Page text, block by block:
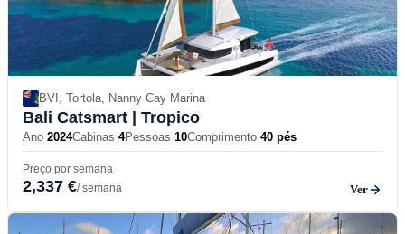
BVI, Tortola, Nanny Cay Marina
Bali Catsmart | Tropico
Ano 2024Cabinas 4Pessoas 10Comprimento 40 pés
Preço por semana
2,337 €/ semana Ver